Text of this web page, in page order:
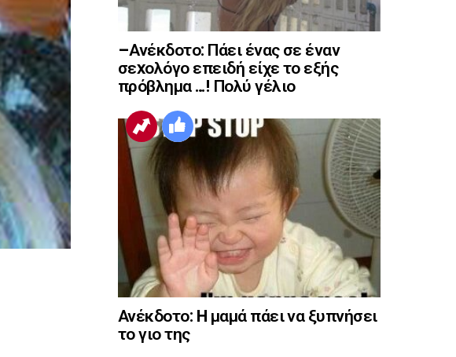
–Ανέκδοτο: Πάει ένας σε έναν
σεxολόγο επειδή είχε το εξής
πρόβλημα …! Πολύ γέλιο
Ανέκδοτο: H μαμά πάει να ξυπνήσει
το γιο της